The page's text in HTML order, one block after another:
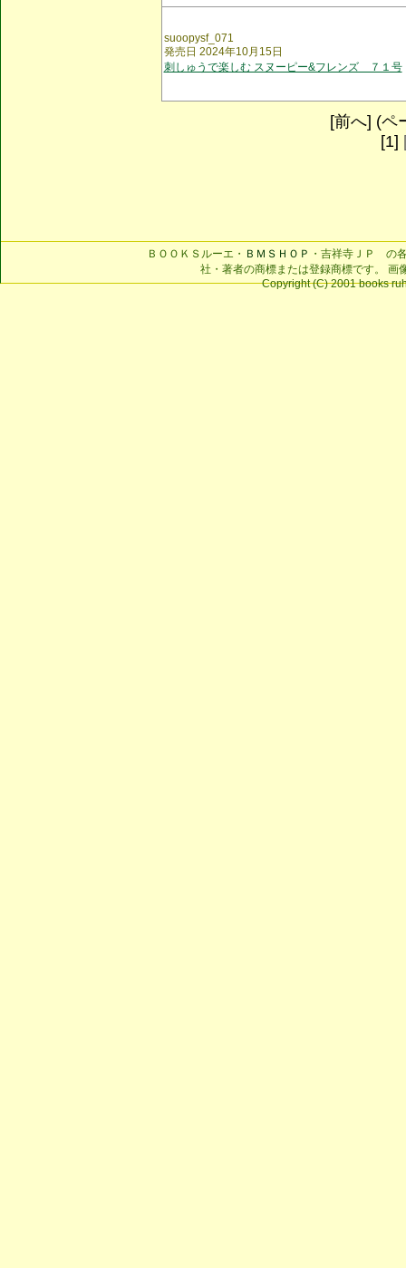
suoopysf_071
発売日 2024年10月15日
刺しゅうで楽しむ スヌーピー&フレンズ ７１号
[前へ] (ペ
[1]
ＢＯＯＫＳルーエ・ ＢＭＳＨＯＰ ・吉祥寺ＪＰ の
社・著者の商標または登録商標です。 画
Copyright (C) 2001 books